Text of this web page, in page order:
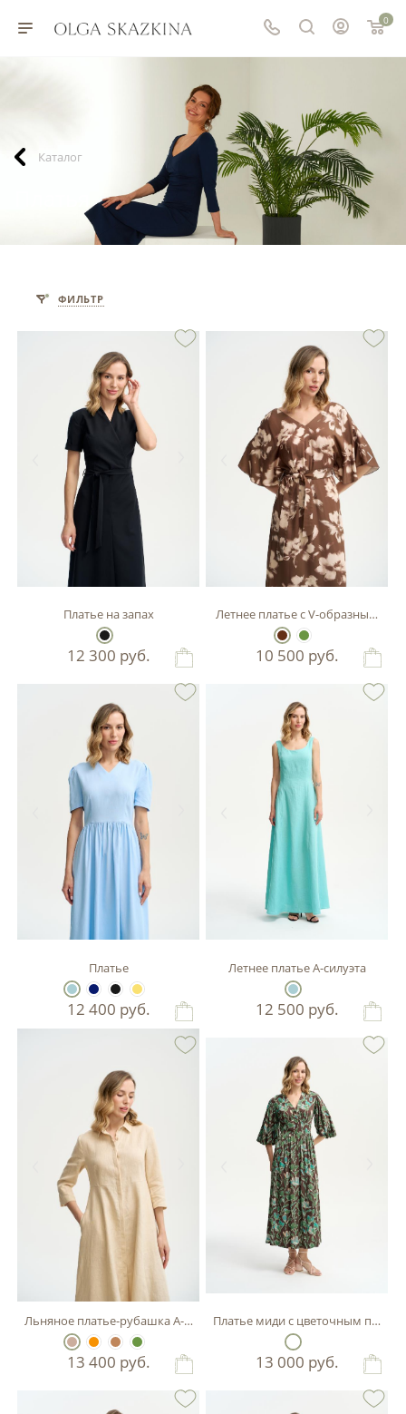
0
Каталог
ФИЛЬТР
Платье на запах
12 300 руб.
Летнее платье с V-образным
10 500 руб.
Платье
12 400 руб.
Летнее платье А-силуэта
12 500 руб.
Льняное платье-рубашка А-силуэта
13 400 руб.
Платье миди с цветочным
13 000 руб.